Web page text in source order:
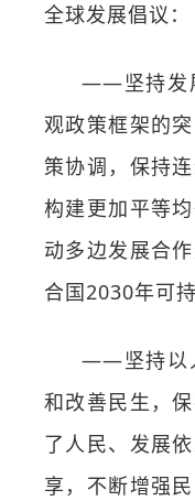
全球发展倡议：
——坚持发
观政策框架的
策协调，保持
构建更加平等
动多边发展合
合国2030年可
——坚持以
和改善民生，
了人民、发展
享，不断增强